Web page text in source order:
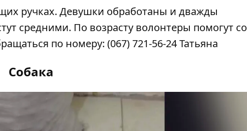
ручках. Девушки обработаны и дважды
средними. По возрасту волонтеры помогут со
по номеру: (067) 721-56-24Татьяна
Собака